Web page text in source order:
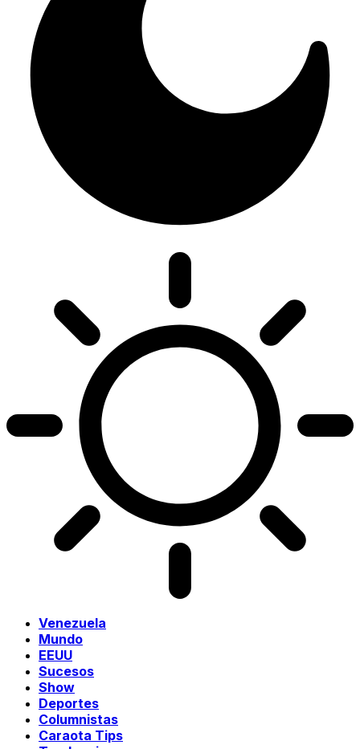
Venezuela
Mundo
EEUU
Sucesos
Show
Deportes
Columnistas
Caraota Tips